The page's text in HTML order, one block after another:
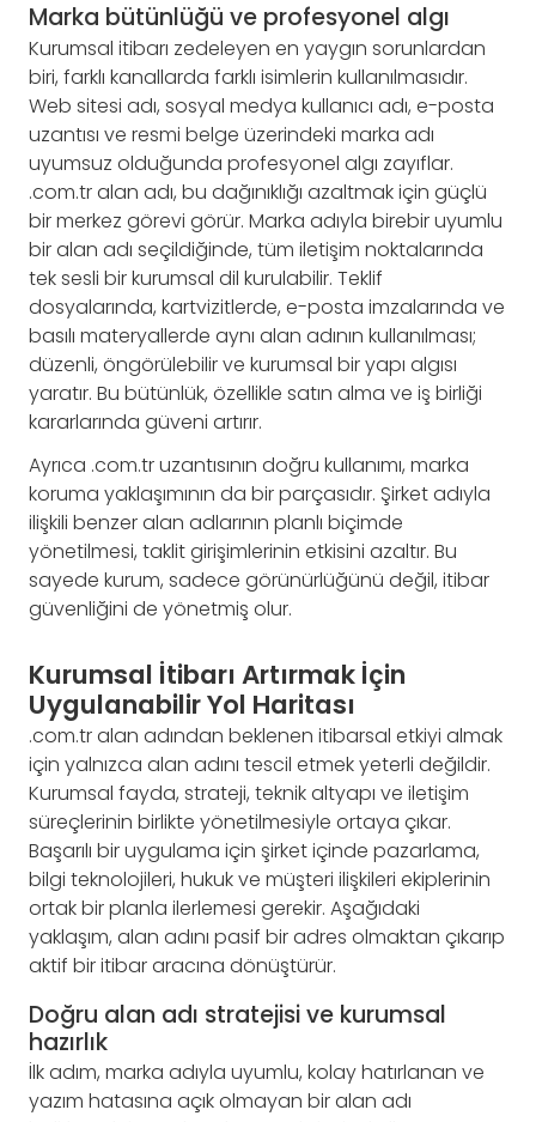
Marka bütünlüğü ve profesyonel algı
Kurumsal itibarı zedeleyen en yaygın sorunlardan
biri, farklı kanallarda farklı isimlerin kullanılmasıdır.
Web sitesi adı, sosyal medya kullanıcı adı, e-posta
uzantısı ve resmi belge üzerindeki marka adı
uyumsuz olduğunda profesyonel algı zayıflar.
.com.tr alan adı, bu dağınıklığı azaltmak için güçlü
bir merkez görevi görür. Marka adıyla birebir uyumlu
bir alan adı seçildiğinde, tüm iletişim noktalarında
tek sesli bir kurumsal dil kurulabilir. Teklif
dosyalarında, kartvizitlerde, e-posta imzalarında ve
basılı materyallerde aynı alan adının kullanılması;
düzenli, öngörülebilir ve kurumsal bir yapı algısı
yaratır. Bu bütünlük, özellikle satın alma ve iş birliği
kararlarında güveni artırır.
Ayrıca .com.tr uzantısının doğru kullanımı, marka
koruma yaklaşımının da bir parçasıdır. Şirket adıyla
ilişkili benzer alan adlarının planlı biçimde
yönetilmesi, taklit girişimlerinin etkisini azaltır. Bu
sayede kurum, sadece görünürlüğünü değil, itibar
güvenliğini de yönetmiş olur.
Kurumsal İtibarı Artırmak İçin
Uygulanabilir Yol Haritası
.com.tr alan adından beklenen itibarsal etkiyi almak
için yalnızca alan adını tescil etmek yeterli değildir.
Kurumsal fayda, strateji, teknik altyapı ve iletişim
süreçlerinin birlikte yönetilmesiyle ortaya çıkar.
Başarılı bir uygulama için şirket içinde pazarlama,
bilgi teknolojileri, hukuk ve müşteri ilişkileri ekiplerinin
ortak bir planla ilerlemesi gerekir. Aşağıdaki
yaklaşım, alan adını pasif bir adres olmaktan çıkarıp
aktif bir itibar aracına dönüştürür.
Doğru alan adı stratejisi ve kurumsal
hazırlık
İlk adım, marka adıyla uyumlu, kolay hatırlanan ve
yazım hatasına açık olmayan bir alan adı